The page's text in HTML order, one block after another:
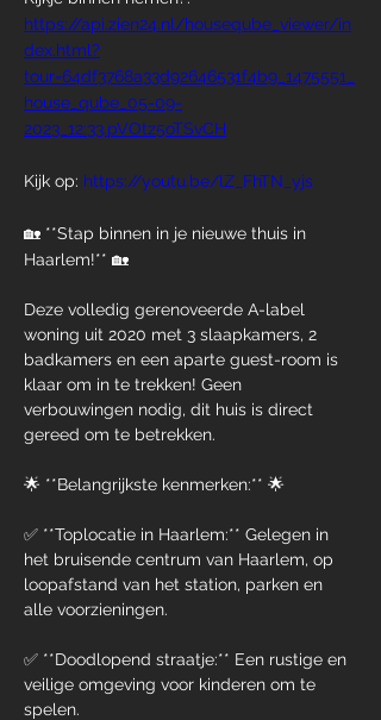
https://api.zien24.nl/houseqube_viewer/in
dex.html?
tour=64df3768a33d92646531f4b9_1475551_
house_qube_05-09-
2023_12:33.pVOtz5oTSvCH
Kijk op: https://youtu.be/lZ_FhTN_yjs
🏡 **Stap binnen in je nieuwe thuis in
Haarlem!** 🏡
Deze volledig gerenoveerde A-label
woning uit 2020 met 3 slaapkamers, 2
badkamers en een aparte guest-room is
klaar om in te trekken! Geen
verbouwingen nodig, dit huis is direct
gereed om te betrekken.
🌟 **Belangrijkste kenmerken:** 🌟
✅ **Toplocatie in Haarlem:** Gelegen in
het bruisende centrum van Haarlem, op
loopafstand van het station, parken en
alle voorzieningen.
✅ **Doodlopend straatje:** Een rustige en
veilige omgeving voor kinderen om te
spelen.